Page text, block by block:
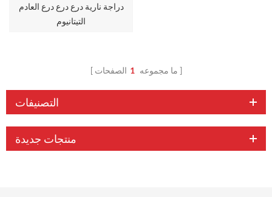
دراجة نارية درع درع درع العادم
التيتانيوم
ما مجموعه 1 الصفحات
التصنيفات
منتجات جديدة